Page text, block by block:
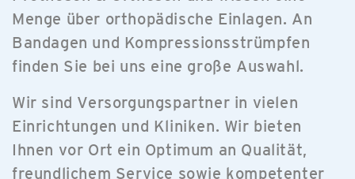
Menge über orthopädische Einlagen. An
Bandagen und Kompressionsstrümpfen
finden Sie bei uns eine große Auswahl.
Wir sind Versorgungspartner in vielen
Einrichtungen und Kliniken. Wir bieten
Ihnen vor Ort ein Optimum an Qualität,
freundlichem Service sowie kompetenter